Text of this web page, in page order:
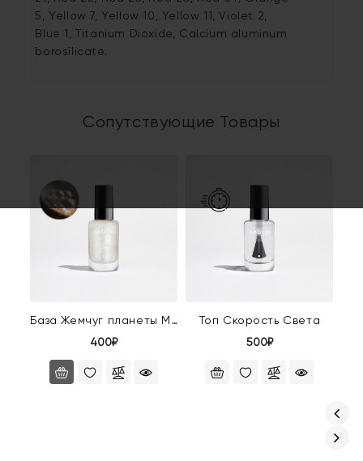
5, Yellow 7, Yellow 10, Yellow 11, Violet 2,
Blue 1, Titanium Dioxide, Calcium aluminum
borosilicate.
Сопутствующие Товары
База Жемчуг планеты Мюл
400₽
Топ Скорость Света
500₽